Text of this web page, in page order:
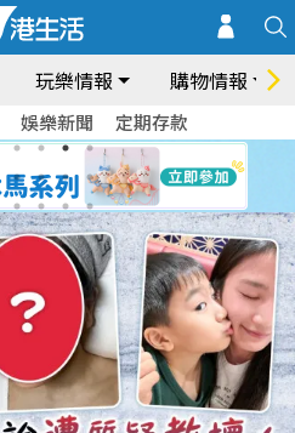
玩樂情報 購物情報
娛樂新聞 定期存款